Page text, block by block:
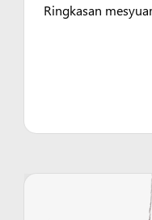
Ringkasan